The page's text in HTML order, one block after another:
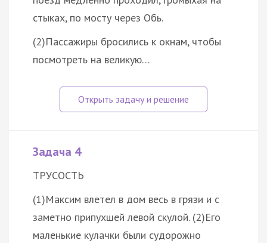
стыках, по мосту через Обь.
(2)Пассажиры бросились к окнам, чтобы
посмотреть на великую…
Задача 4
ТРУСОСТЬ
(1)Максим влетел в дом весь в грязи и с
заметно припухшей левой скулой. (2)Его
маленькие кулачки были судорожно